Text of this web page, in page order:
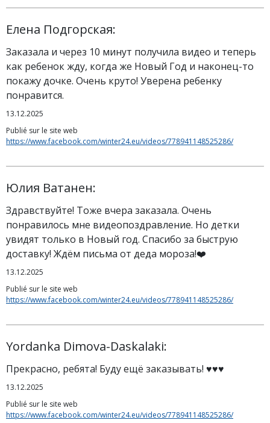
Елена Подгорская:
Заказала и через 10 минут получила видео и теперь
как ребенок жду, когда же Новый Год и наконец-то
покажу дочке. Очень круто! Уверена ребенку
понравится.
13.12.2025
Publié sur le site web
https://www.facebook.com/winter24.eu/videos/778941148525286/
Юлия Ватанен:
Здравствуйте! Тоже вчера заказала. Очень
понравилось мне видеопоздравление. Но детки
увидят только в Новый год. Спасибо за быструю
доставку! Ждём письма от деда мороза!❤️
13.12.2025
Publié sur le site web
https://www.facebook.com/winter24.eu/videos/778941148525286/
Yordanka Dimova-Daskalaki:
Прекрасно, ребята! Буду ещё заказывать! ♥️♥️♥️
13.12.2025
Publié sur le site web
https://www.facebook.com/winter24.eu/videos/778941148525286/